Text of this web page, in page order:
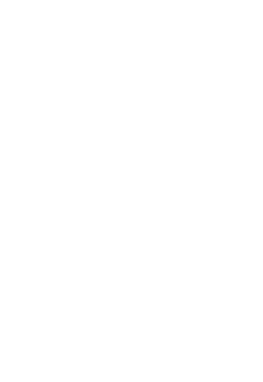
理人员能够从不同专业视角出发，多层次、多维度地开展互动和指导，
很大的促进作用。
团队要持续提升专业技术能力，提高重症患者的护理质量和服务水平，
打造成国内高水平护理团队。